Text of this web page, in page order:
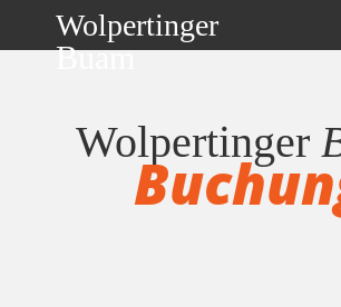
Wolpertinger
Buam
Wolpertinger